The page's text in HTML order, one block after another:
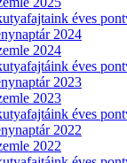
éves
2024
2024
éves
2023
2023
éves
2022
2022